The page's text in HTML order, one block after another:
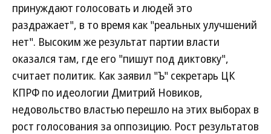
принуждают голосовать и людей это
раздражает", в то время как "реальных улучшений
нет". Высоким же результат партии власти
оказался там, где его "пишут под диктовку",
считает политик. Как заявил "Ъ" секретарь ЦК
КПРФ по идеологии Дмитрий Новиков,
недовольство властью перешло на этих выборах в
рост голосования за оппозицию. Рост результатов